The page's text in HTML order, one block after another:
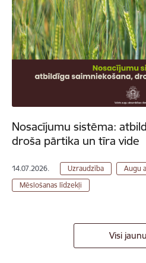
Nosacījumu sistēma:
droša pārtika un tīra vide
14.07.2026. Uzraudzība
Augu
Mēslošanas līdzekļi
Visi